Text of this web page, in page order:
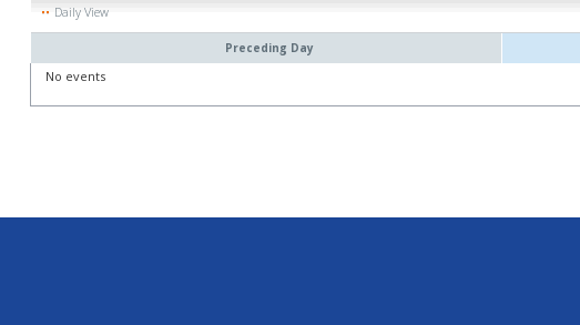
Daily View
Preceding Day
No events